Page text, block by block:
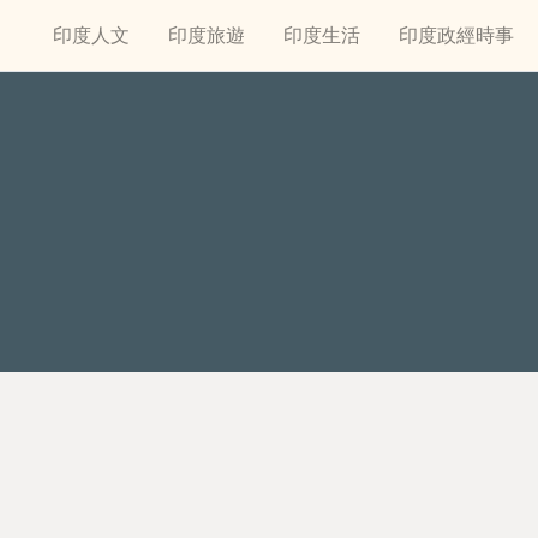
印度人文 印度旅遊 印度生活 印度政經時事